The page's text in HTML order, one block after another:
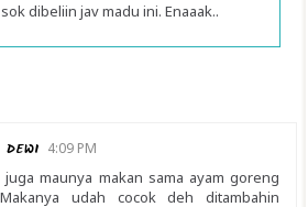
dibeliin jav madu ini. Enaaak..
4:09 PM
juga maunya makan sama ayam goreng
udah cocok deh ditambahin